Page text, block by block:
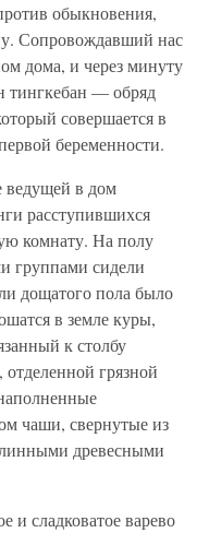
обыкновения,
Сопровождавший нас
дома, и через минуту
тингкебан — обряд
совершается в
беременности.
ведущей в дом
расступившихся
комнату. На полу
группами сидели
дощатого пола было
в земле куры,
к столбу
грязной
чаши, свернутые из
древесными
и сладковатое варево